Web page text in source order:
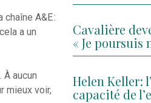
A&E :
a un
aucun
mieux voir,
Cavalière
« Je poursuis
Helen Keller :
capacité de